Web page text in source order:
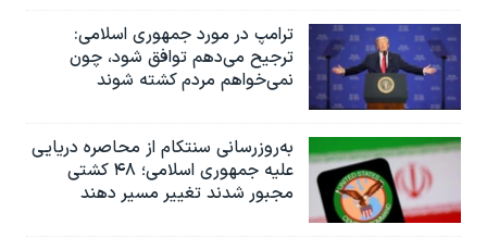
ترامپ در مورد جمهوری اسلامی:
ترجیح می‌دهم توافق شود، چون
نمی‌خواهم مردم کشته شوند
به‌روزرسانی سنتکام از محاصره دریایی
علیه جمهوری اسلامی؛ ۴۸ کشتی
مجبور شدند تغییر مسیر دهند